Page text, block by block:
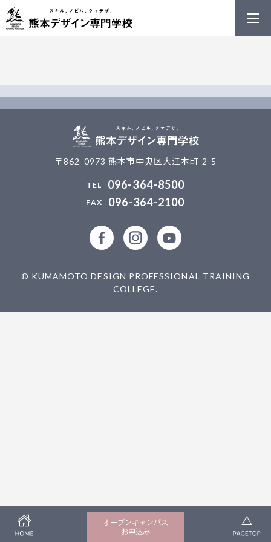
熊本デザイン
〒862-0973 熊本市中央区大江本町 2-5
096-364-8500
096-364-2100
公式facebookページ
公式Instagramアカウント
© KUMAMOTO DESIGN PROFESSIONAL TRAINING
COLLEGE.